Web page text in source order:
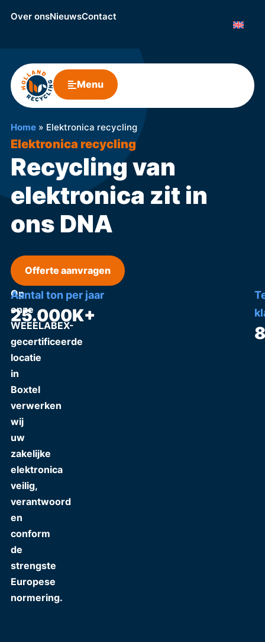
Over onsNieuwsContact
Menu
Home» Elektronica recycling
Elektronica recycling
Recycling van
elektronica zit in
ons DNA
Offerte aanvragen
Op
onze
WEEELABEX-
gecertificeerde
locatie
in
Boxtel
verwerken
wij
uw
zakelijke
elektronica
veilig,
verantwoord
en
conform
de
strengste
Europese
normering.
Aantal ton per jaar
25.000K+